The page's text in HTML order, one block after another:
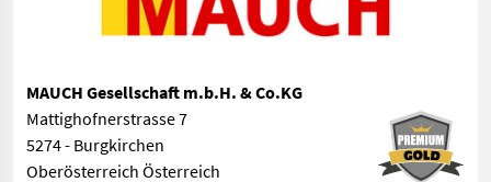
MAUCH Gesellschaft m.b.H. & Co.KG
Mattighofnerstrasse 7
5274 - Burgkirchen
Oberösterreich Österreich